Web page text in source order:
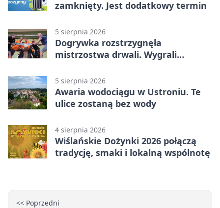
zamknięty. Jest dodatkowy termin
5 sierpnia 2026
Dogrywka rozstrzygnęła
mistrzostwa drwali. Wygrali
5 sierpnia 2026
Awaria wodociągu w Ustroniu. Te
ulice zostaną bez wody
4 sierpnia 2026
Wiślańskie Dożynki 2026 połączą
tradycję, smaki i lokalną wspólnotę
<< Poprzedni